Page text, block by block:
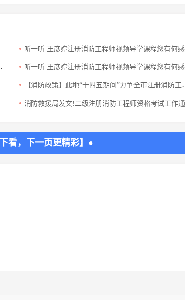
听一听 王彦婷注册消防工程师视频导学课程您有何感受？
听一听 王彦婷注册消防工程师视频导学课程您有何感受？
【消防政策】此地“十四五期间”力争全市注册消防工程师人员数量达标！
消防救援局发文!二级注册消防工程师资格考试工作通知！
看，下一页更精彩】●